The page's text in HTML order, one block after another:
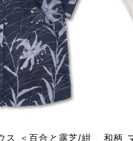
ス ＜百合と露芝/紺
和柄